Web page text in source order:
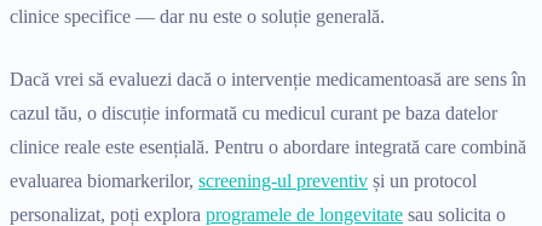
clinice specifice — dar nu este o soluție generală.
Dacă vrei să evaluezi dacă o intervenție medicamentoasă are sens în
cazul tău, o discuție informată cu medicul curant pe baza datelor
clinice reale este esențială. Pentru o abordare integrată care combină
evaluarea biomarkerilor, screening-ul preventiv și un protocol
personalizat, poți explora programele de longevitate sau solicita o